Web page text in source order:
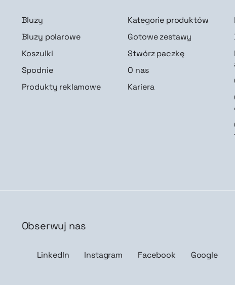
Bluzy
Bluzy polarowe
Koszulki
Spodnie
Produkty reklamowe
Kategorie produktów
Gotowe zestawy
Stwórz paczkę
O nas
Kariera
Zapisz mnie
Obserwuj nas
LinkedIn Instagram Facebook Google